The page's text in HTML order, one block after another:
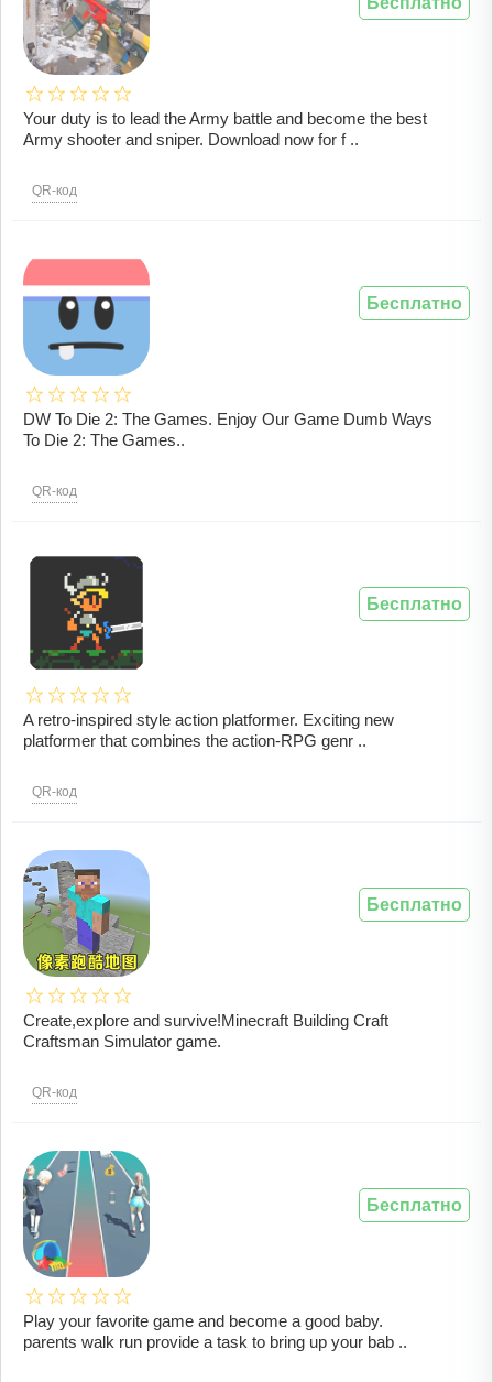
Your duty is to lead the Army battle and become the best
Army shooter and sniper. Download now for f ..
QR-код
DW To Die 2: The Games. Enjoy Our Game Dumb Ways
To Die 2: The Games..
QR-код
Бесплатно
A retro-inspired style action platformer. Exciting new
platformer that combines the action-RPG genr ..
QR-код
Бесплатно
Create,explore and survive!Minecraft Building Craft
Craftsman Simulator game.
QR-код
Бесплатно
Play your favorite game and become a good baby.
parents walk run provide a task to bring up your bab ..
Бесплатно